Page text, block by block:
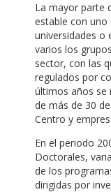
La mayor parte
estable con uno
universidades o
varios los
sector, con las
regulados por
últimos años se
de más de 30
Centro y
En el periodo
Doctorales,
de los
dirigidas por